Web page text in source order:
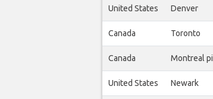
United States Denver
Canada Toronto
Canada Montreal
United States Newark